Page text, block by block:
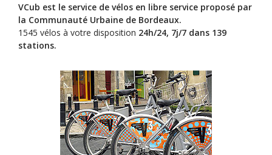
VCub est le service de vélos en libre service proposé par
la Communauté Urbaine de Bordeaux.
1545 vélos à votre disposition 24h/24, 7j/7 dans 139
stations.